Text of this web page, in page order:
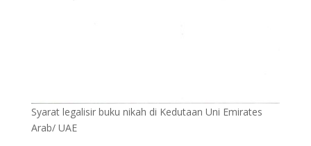
Syarat legalisir buku nikah di Kedutaan Uni Emirates
Arab/ UAE